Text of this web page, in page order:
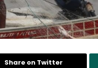
Share on Twitter